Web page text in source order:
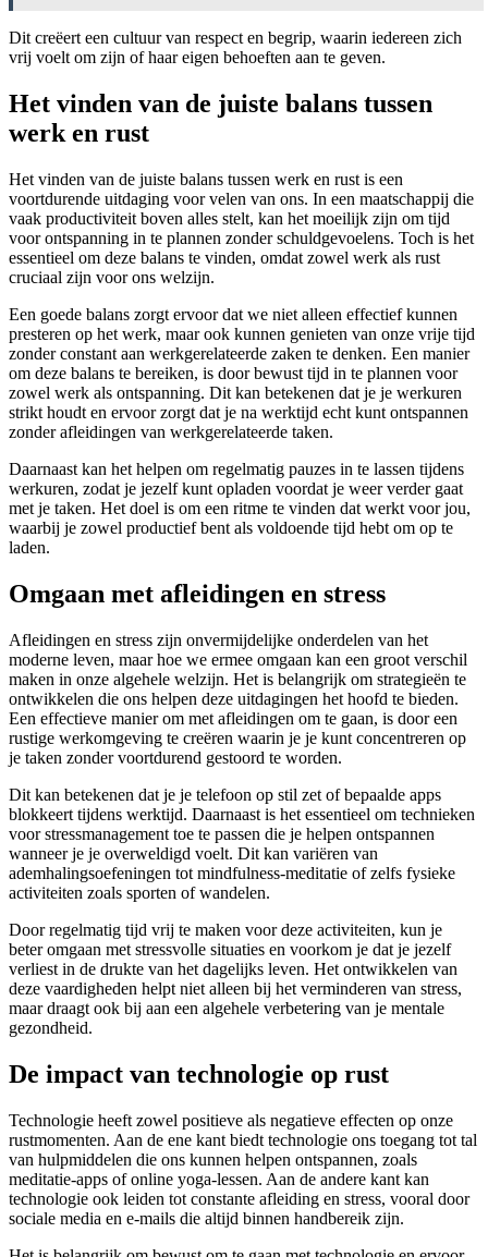
Dit creëert een cultuur van respect en begrip, waarin iedereen zich
vrij voelt om zijn of haar eigen behoeften aan te geven.
Het vinden van de juiste balans tussen
werk en rust
Het vinden van de juiste balans tussen werk en rust is een
voortdurende uitdaging voor velen van ons. In een maatschappij die
vaak productiviteit boven alles stelt, kan het moeilijk zijn om tijd
voor ontspanning in te plannen zonder schuldgevoelens. Toch is het
essentieel om deze balans te vinden, omdat zowel werk als rust
cruciaal zijn voor ons welzijn.
Een goede balans zorgt ervoor dat we niet alleen effectief kunnen
presteren op het werk, maar ook kunnen genieten van onze vrije tijd
zonder constant aan werkgerelateerde zaken te denken. Een manier
om deze balans te bereiken, is door bewust tijd in te plannen voor
zowel werk als ontspanning. Dit kan betekenen dat je je werkuren
strikt houdt en ervoor zorgt dat je na werktijd echt kunt ontspannen
zonder afleidingen van werkgerelateerde taken.
Daarnaast kan het helpen om regelmatig pauzes in te lassen tijdens
werkuren, zodat je jezelf kunt opladen voordat je weer verder gaat
met je taken. Het doel is om een ritme te vinden dat werkt voor jou,
waarbij je zowel productief bent als voldoende tijd hebt om op te
laden.
Omgaan met afleidingen en stress
Afleidingen en stress zijn onvermijdelijke onderdelen van het
moderne leven, maar hoe we ermee omgaan kan een groot verschil
maken in onze algehele welzijn. Het is belangrijk om strategieën te
ontwikkelen die ons helpen deze uitdagingen het hoofd te bieden.
Een effectieve manier om met afleidingen om te gaan, is door een
rustige werkomgeving te creëren waarin je je kunt concentreren op
je taken zonder voortdurend gestoord te worden.
Dit kan betekenen dat je je telefoon op stil zet of bepaalde apps
blokkeert tijdens werktijd. Daarnaast is het essentieel om technieken
voor stressmanagement toe te passen die je helpen ontspannen
wanneer je je overweldigd voelt. Dit kan variëren van
ademhalingsoefeningen tot mindfulness-meditatie of zelfs fysieke
activiteiten zoals sporten of wandelen.
Door regelmatig tijd vrij te maken voor deze activiteiten, kun je
beter omgaan met stressvolle situaties en voorkom je dat je jezelf
verliest in de drukte van het dagelijks leven. Het ontwikkelen van
deze vaardigheden helpt niet alleen bij het verminderen van stress,
maar draagt ook bij aan een algehele verbetering van je mentale
gezondheid.
De impact van technologie op rust
Technologie heeft zowel positieve als negatieve effecten op onze
rustmomenten. Aan de ene kant biedt technologie ons toegang tot tal
van hulpmiddelen die ons kunnen helpen ontspannen, zoals
meditatie-apps of online yoga-lessen. Aan de andere kant kan
technologie ook leiden tot constante afleiding en stress, vooral door
sociale media en e-mails die altijd binnen handbereik zijn.